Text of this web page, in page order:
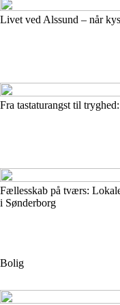
Livet ved Alssund – når
Fra tastaturangst til
Fællesskab på tværs:
i Sønderborg
Bolig